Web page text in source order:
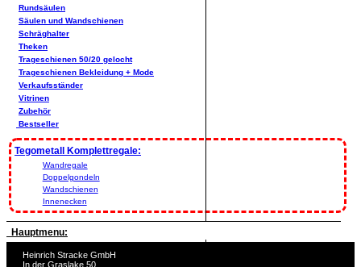
Rundsäulen
Säulen und Wandschienen
Schräghalter
Theken
Trageschienen 50/20 gelocht
Trageschienen Bekleidung + Mode
Verkaufsständer
Vitrinen
Zubehör
Bestseller
Tegometall Komplettregale:
Wandregale
Doppelgondeln
Wandschienen
Innenecken
Hauptmenu:
Heinrich Stracke GmbH
In der Graslake 50